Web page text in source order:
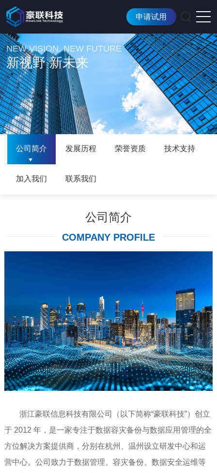
申请试用
NEW VISION, NEW FUTURE
新视野 新未来
公司简介 发展历程 荣誉资质 技术支持
加入我们 联系我们
公司简介
COMPANY PROFILE
浙江豪联信息科技有限公司（以下简称“豪联科技”）创立
于 2012 年，是一家专注于数据容灾备份与数据应用管理的全
方位解决方案提供商，分别在杭州、温州设立研发中心和运
营中心。公司致力于数据管理、容灾备份、数据安全运维等